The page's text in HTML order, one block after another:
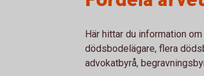
Här hittar du information
dödsbodelägare, flera
advokatbyrå,